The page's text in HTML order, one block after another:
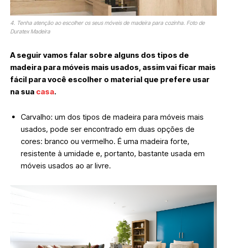
4. Tenha atenção ao escolher os seus móveis de madeira para cozinha. Foto de
Duratex Madeira
A seguir vamos falar sobre alguns dos tipos de
madeira para móveis mais usados, assim vai ficar mais
fácil para você escolher o material que prefere usar
na sua casa.
Carvalho: um dos tipos de madeira para móveis mais
usados, pode ser encontrado em duas opções de
cores: branco ou vermelho. É uma madeira forte,
resistente à umidade e, portanto, bastante usada em
móveis usados ao ar livre.